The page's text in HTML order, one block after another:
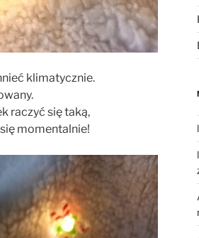
klimatycznie.
raczyć się taką,
momentalnie!